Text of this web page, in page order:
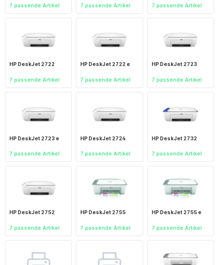
7 passende Artikel 7 passende Artikel 7 passende Artikel
HP DeskJet 2722
7 passende Artikel
HP DeskJet 2722 e
7 passende Artikel
HP DeskJet 2723
7 passende Artikel
HP DeskJet 2723 e
7 passende Artikel
HP DeskJet 2724
7 passende Artikel
HP DeskJet 2732
7 passende Artikel
HP DeskJet 2752
7 passende Artikel
HP DeskJet 2755
7 passende Artikel
HP DeskJet 2755 e
7 passende Artikel